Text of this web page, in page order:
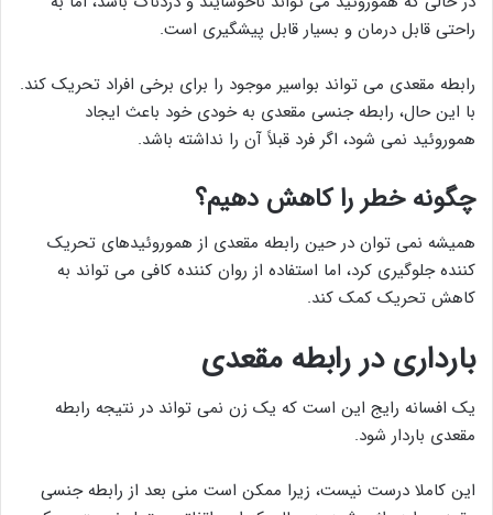
راحتی قابل درمان و بسیار قابل پیشگیری است.
رابطه مقعدی می تواند بواسیر موجود را برای برخی افراد تحریک کند.
با این حال، رابطه جنسی مقعدی به خودی خود باعث ایجاد
هموروئید نمی شود، اگر فرد قبلاً آن را نداشته باشد.
چگونه خطر را کاهش دهیم؟
همیشه نمی توان در حین رابطه مقعدی از هموروئیدهای تحریک
کننده جلوگیری کرد، اما استفاده از روان کننده کافی می تواند به
کاهش تحریک کمک کند.
بارداری در رابطه مقعدی
یک افسانه رایج این است که یک زن نمی تواند در نتیجه رابطه
مقعدی باردار شود.
این کاملا درست نیست، زیرا ممکن است منی بعد از رابطه جنسی